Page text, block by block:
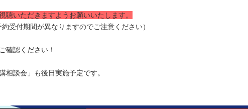
聴いただきますようお願いいたします。
受付期間が異なりますのでご注意ください）
確認ください！
談会」も後日実施予定です。